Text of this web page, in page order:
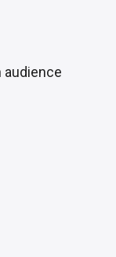
audience